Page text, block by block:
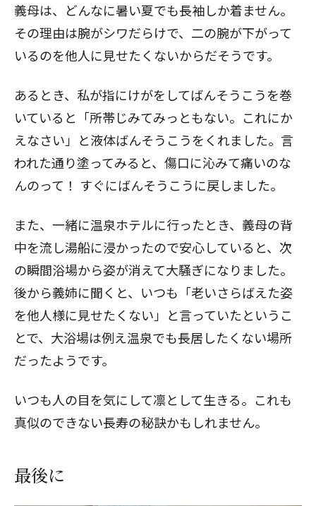
義母は、どんなに暑い夏でも長袖しか着ません。
その理由は腕がシワだらけで、二の腕が下がって
いるのを他人に見せたくないからだそうです。
あるとき、私が指にけがをしてばんそうこうを巻
いていると「所帯じみてみっともない。これにか
えなさい」と液体ばんそうこうをくれました。言
われた通り塗ってみると、傷口に沁みて痛いのな
んのって！ すぐにばんそうこうに戻しました。
また、一緒に温泉ホテルに行ったとき、義母の背
中を流し湯船に浸かったので安心していると、次
の瞬間浴場から姿が消えて大騒ぎになりました。
後から義姉に聞くと、いつも「老いさらばえた姿
を他人様に見せたくない」と言っていたというこ
とで、大浴場は例え温泉でも長居したくない場所
だったようです。
いつも人の目を気にして凛として生きる。これも
真似のできない長寿の秘訣かもしれません。
最後に